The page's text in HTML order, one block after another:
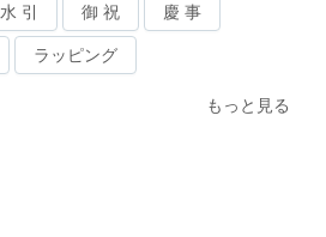
水 引 御 祝 慶 事
ラッピング
もっと見る